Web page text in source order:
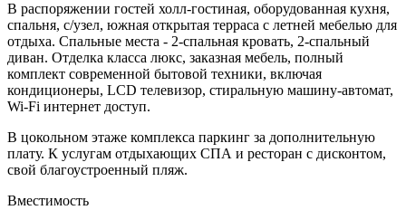
В распоряжении гостей холл-гостиная, оборудованная кухня,
спальня, с/узел, южная открытая терраса с летней мебелью для
отдыха. Спальные места - 2-спальная кровать, 2-спальный
диван. Отделка класса люкс, заказная мебель, полный
комплект современной бытовой техники, включая
кондиционеры, LCD телевизор, стиральную машину-автомат,
Wi-Fi интернет доступ.
В цокольном этаже комплекса паркинг за дополнительную
плату. К услугам отдыхающих СПА и ресторан с дисконтом,
свой благоустроенный пляж.
Вместимость